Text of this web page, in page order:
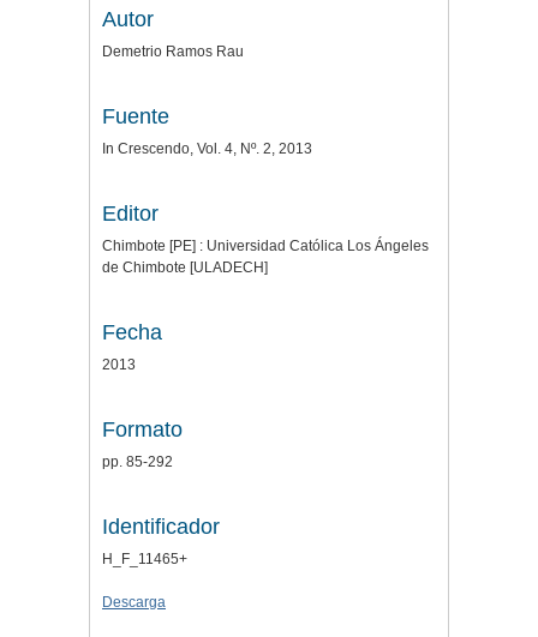
Autor
Demetrio Ramos Rau
Fuente
In Crescendo, Vol. 4, Nº. 2, 2013
Editor
Chimbote [PE] : Universidad Católica Los Ángeles
de Chimbote [ULADECH]
Fecha
2013
Formato
pp. 85-292
Identificador
H_F_11465+
Descarga